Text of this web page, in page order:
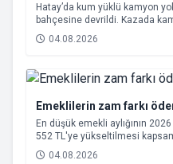
Hatay’da kum yüklü kamyon
bahçesine devrildi. Kazada
annesi 65 yaşındaki kadın
04.08.2026
Emeklilerin zam farkı
En düşük emekli aylığının
552 TL'ye yükseltilmesi
Ağustos 2026 tarihinde
04.08.2026